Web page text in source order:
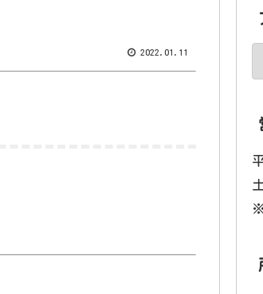
2022.01.11
※